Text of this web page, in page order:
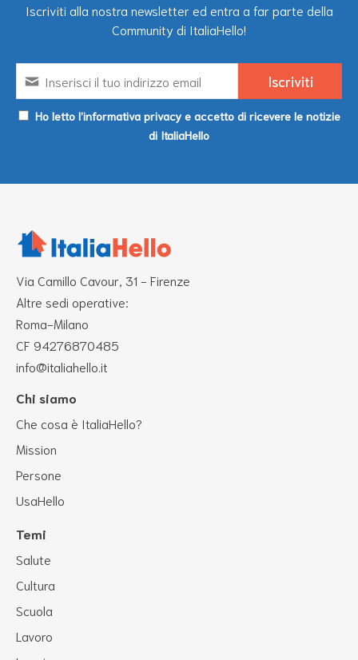
Iscriviti alla nostra newsletter ed entra a far parte della
Community di ItaliaHello!
Ho letto l’informativa privacy e accetto di ricevere le notizie
di ItaliaHello
Via Camillo Cavour, 31 - Firenze
Altre sedi operative:
Roma-Milano
CF 94276870485
info@italiahello.it
Chi siamo
Che cosa è ItaliaHello?
Mission
Persone
UsaHello
Temi
Salute
Cultura
Scuola
Lavoro